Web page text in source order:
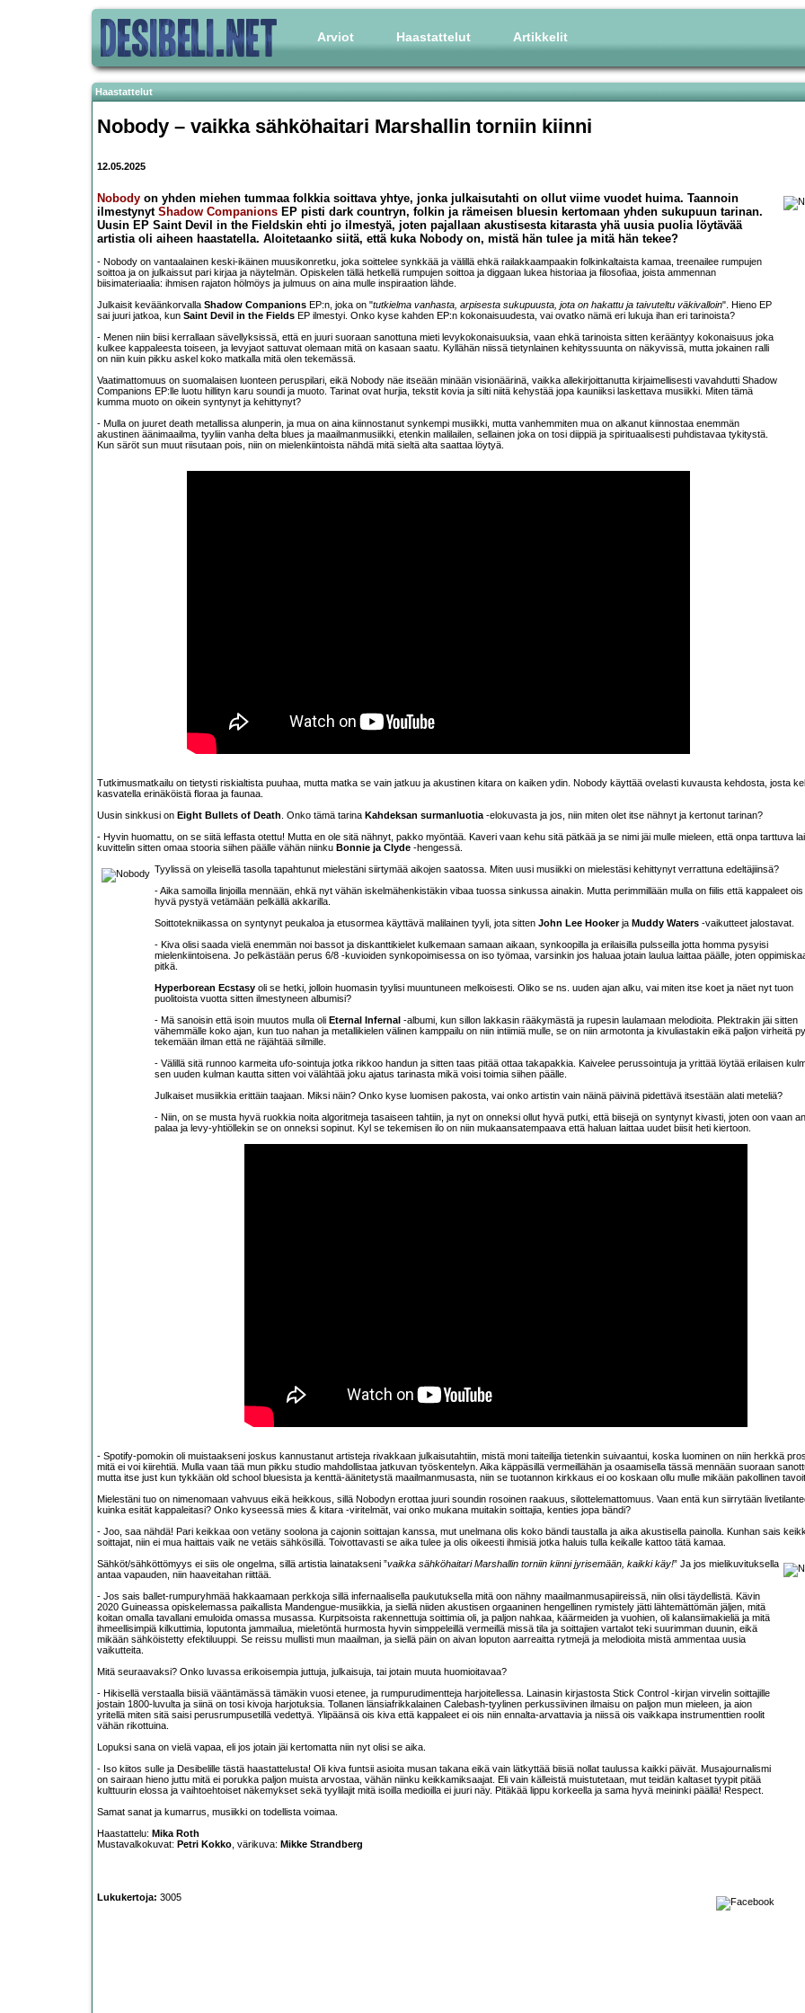
Arviot Haastattelut Artikkelit
Haastattelut
Nobody – vaikka sähköhaitari Marshallin torniin kiinni
12.05.2025
Nobody on yhden miehen tummaa folkkia soittava yhtye, jonka julkaisutahti on ollut viime vuodet huima. Taannoin
ilmestynyt Shadow Companions EP pisti dark countryn, folkin ja rämeisen bluesin kertomaan yhden sukupuun tarinan.
Uusin EP Saint Devil in the Fieldskin ehti jo ilmestyä, joten pajallaan akustisesta kitarasta yhä uusia puolia löytävää
artistia oli aiheen haastatella. Aloitetaanko siitä, että kuka Nobody on, mistä hän tulee ja mitä hän tekee?
- Nobody on vantaalainen keski-ikäinen muusikonretku, joka soittelee synkkää ja välillä ehkä railakkaampaakin folkinkaltaista kamaa, treenailee rumpujen
soittoa ja on julkaissut pari kirjaa ja näytelmän. Opiskelen tällä hetkellä rumpujen soittoa ja diggaan lukea historiaa ja filosofiaa, joista ammennan
biisimateriaalia: ihmisen rajaton hölmöys ja julmuus on aina mulle inspiraation lähde.
Julkaisit keväänkorvalla Shadow Companions EP:n, joka on "tutkielma vanhasta, arpisesta sukupuusta, jota on hakattu ja taivuteltu väkivalloin". Hieno EP
sai juuri jatkoa, kun Saint Devil in the Fields EP ilmestyi. Onko kyse kahden EP:n kokonaisuudesta, vai ovatko nämä eri lukuja ihan eri tarinoista?
- Menen niin biisi kerrallaan sävellyksissä, että en juuri suoraan sanottuna mieti levykokonaisuuksia, vaan ehkä tarinoista sitten kerääntyy kokonaisuus joka
kulkee kappaleesta toiseen, ja levyjaot sattuvat olemaan mitä on kasaan saatu. Kyllähän niissä tietynlainen kehityssuunta on näkyvissä, mutta jokainen ralli
on niin kuin pikku askel koko matkalla mitä olen tekemässä.
Vaatimattomuus on suomalaisen luonteen peruspilari, eikä Nobody näe itseään minään visionäärinä, vaikka allekirjoittanutta kirjaimellisesti vavahdutti Shadow
Companions EP:lle luotu hillityn karu soundi ja muoto. Tarinat ovat hurjia, tekstit kovia ja silti niitä kehystää jopa kauniiksi laskettava musiikki. Miten tämä
kumma muoto on oikein syntynyt ja kehittynyt?
- Mulla on juuret death metallissa alunperin, ja mua on aina kiinnostanut synkempi musiikki, mutta vanhemmiten mua on alkanut kiinnostaa enemmän
akustinen äänimaailma, tyyliin vanha delta blues ja maailmanmusiikki, etenkin malilailen, sellainen joka on tosi diippiä ja spirituaalisesti puhdistavaa tykitystä.
Kun säröt sun muut riisutaan pois, niin on mielenkiintoista nähdä mitä sieltä alta saattaa löytyä.
Tutkimusmatkailu on tietysti riskialtista puuhaa, mutta matka se vain jatkuu ja akustinen kitara on kaiken ydin. Nobody käyttää ovelasti kuvausta kehdosta, josta
kasvatella erinäköistä floraa ja faunaa.
Uusin sinkkusi on Eight Bullets of Death. Onko tämä tarina Kahdeksan surmanluotia-elokuvasta ja jos, niin miten olet itse nähnyt ja kertonut tarinan?
- Hyvin huomattu, on se siitä leffasta otettu! Mutta en ole sitä nähnyt, pakko myöntää. Kaveri vaan kehu sitä pätkää ja se nimi jäi mulle mieleen, että onpa tarttuva
kuvittelin sitten omaa stooria siihen päälle vähän niinku Bonnie ja Clyde -hengessä.
Tyylissä on yleisellä tasolla tapahtunut mielestäni siirtymää aikojen saatossa. Miten uusi musiikki on mielestäsi kehittynyt verrattuna edeltäjiinsä?
- Aika samoilla linjoilla mennään, ehkä nyt vähän iskelmähenkistäkin vibaa tuossa sinkussa ainakin. Mutta perimmillään mulla on fiilis että kappaleet ois
hyvä pystyä vetämään pelkällä akkarilla.
Soittotekniikassa on syntynyt peukaloa ja etusormea käyttävä malilainen tyyli, jota sitten John Lee Hookerja Muddy Waters -vaikutteet jalostavat.
- Kiva olisi saada vielä enemmän noi bassot ja diskanttikielet kulkemaan samaan aikaan, synkoopilla ja erilaisilla pulsseilla jotta homma pysyisi
mielenkiintoisena. Jo pelkästään perus 6/8 -kuvioiden synkopoimisessa on iso työmaa, varsinkin jos haluaa jotain laulua laittaa päälle, joten
pitkä.
Hyperborean Ecstasy oli se hetki, jolloin huomasin tyylisi muuntuneen melkoisesti. Oliko se ns. uuden ajan alku, vai miten itse koet ja näet nyt tuon
puolitoista vuotta sitten ilmestyneen albumisi?
- Mä sanoisin että isoin muutos mulla oli Eternal Infernal -albumi, kun sillon lakkasin rääkymästä ja rupesin laulamaan melodioita. Plektrakin jäi sitten
vähemmälle koko ajan, kun tuo nahan ja metallikielen välinen kamppailu on niin intiimiä mulle, se on niin armotonta ja kivuliastakin eikä paljon virheitä
tekemään ilman että ne räjähtää silmille.
- Välillä sitä runnoo karmeita ufo-sointuja jotka rikkoo handun ja sitten taas pitää ottaa takapakkia. Kaivelee perussointuja ja yrittää löytää erilaisen
sen uuden kulman kautta sitten voi välähtää joku ajatus tarinasta mikä voisi toimia siihen päälle.
Julkaiset musiikkia erittäin taajaan. Miksi näin? Onko kyse luomisen pakosta, vai onko artistin vain näinä päivinä pidettävä itsestään alati meteliä?
- Niin, on se musta hyvä ruokkia noita algoritmeja tasaiseen tahtiin, ja nyt on onneksi ollut hyvä putki, että biisejä on syntynyt kivasti, joten oon vaan
palaa ja levy-yhtiöllekin se on onneksi sopinut. Kyl se tekemisen ilo on niin mukaansatempaava että haluan laittaa uudet biisit heti kiertoon.
- Spotify-pomokin oli muistaakseni joskus kannustanut artisteja rivakkaan julkaisutahtiin, mistä moni taiteilija tietenkin suivaantui, koska luominen on niin herkkä
mitä ei voi kiirehtiä. Mulla vaan tää mun pikku studio mahdollistaa jatkuvan työskentelyn. Aika käppäsillä vermeillähän ja osaamisella tässä mennään suoraan
mutta itse just kun tykkään old school bluesista ja kenttä-äänitetystä maailmanmusasta, niin se tuotannon kirkkaus ei oo koskaan ollu mulle mikään pakollinen
Mielestäni tuo on nimenomaan vahvuus eikä heikkous, sillä Nobodyn erottaa juuri soundin rosoinen raakuus, silottelemattomuus. Vaan entä kun siirrytään
kuinka esität kappaleitasi? Onko kyseessä mies & kitara -viritelmät, vai onko mukana muitakin soittajia, kenties jopa bändi?
- Joo, saa nähdä! Pari keikkaa oon vetäny soolona ja cajonin soittajan kanssa, mut unelmana olis koko bändi taustalla ja aika akustisella painolla. Kunhan sais
soittajat, niin ei mua haittais vaik ne vetäis sähkösillä. Toivottavasti se aika tulee ja olis oikeesti ihmisiä jotka haluis tulla keikalle kattoo tätä kamaa.
Sähköt/sähköttömyys ei siis ole ongelma, sillä artistia lainatakseni ”vaikka sähköhaitari Marshallin torniin kiinni jyrisemään, kaikki käy!” Ja jos mielikuvituksella
antaa vapauden, niin haaveitahan riittää.
- Jos sais ballet-rumpuryhmää hakkaamaan perkkoja sillä infernaalisella paukutuksella mitä oon nähny maailmanmusapiireissä, niin olisi täydellistä. Kävin
2020 Guineassa opiskelemassa paikallista Mandengue-musiikkia, ja siellä niiden akustisen orgaaninen hengellinen rymistely jätti lähtemättömän jäljen, mitä
koitan omalla tavallani emuloida omassa musassa. Kurpitsoista rakennettuja soittimia oli, ja paljon nahkaa, käärmeiden ja vuohien, oli kalansiimakieliä ja mitä
ihmeellisimpiä kilkuttimia, loputonta jammailua, mieletöntä hurmosta hyvin simppeleillä vermeillä missä tila ja soittajien vartalot teki suurimman duunin, eikä
mikään sähköistetty efektiluuppi. Se reissu mullisti mun maailman, ja siellä päin on aivan loputon aarreaitta rytmejä ja melodioita mistä ammentaa uusia
vaikutteita.
Mitä seuraavaksi? Onko luvassa erikoisempia juttuja, julkaisuja, tai jotain muuta huomioitavaa?
- Hikisellä verstaalla biisiä vääntämässä tämäkin vuosi etenee, ja rumpurudimentteja harjoitellessa. Lainasin kirjastosta Stick Control -kirjan virvelin soittajille
jostain 1800-luvulta ja siinä on tosi kivoja harjotuksia. Tollanen länsiafrikkalainen Calebash-tyylinen perkussiivinen ilmaisu on paljon mun mieleen, ja aion
yritellä miten sitä saisi perusrumpusetillä vedettyä. Ylipäänsä ois kiva että kappaleet ei ois niin ennalta-arvattavia ja niissä ois vaikkapa instrumenttien roolit
vähän rikottuina.
Lopuksi sana on vielä vapaa, eli jos jotain jäi kertomatta niin nyt olisi se aika.
- Iso kiitos sulle ja Desibelille tästä haastattelusta! Oli kiva funtsii asioita musan takana eikä vain lätkyttää biisiä nollat taulussa kaikki päivät. Musajournalismi
on sairaan hieno juttu mitä ei porukka paljon muista arvostaa, vähän niinku keikkamiksaajat. Eli vain källeistä muistutetaan, mut teidän kaltaset tyypit pitää
kulttuurin elossa ja vaihtoehtoiset näkemykset sekä tyylilajit mitä isoilla medioilla ei juuri näy. Pitäkää lippu korkeella ja sama hyvä meininki päällä! Respect.
Samat sanat ja kumarrus, musiikki on todellista voimaa.
Haastattelu: Mika Roth
Mustavalkokuvat: Petri Kokko, värikuva: Mikke Strandberg
Lukukertoja: 3005